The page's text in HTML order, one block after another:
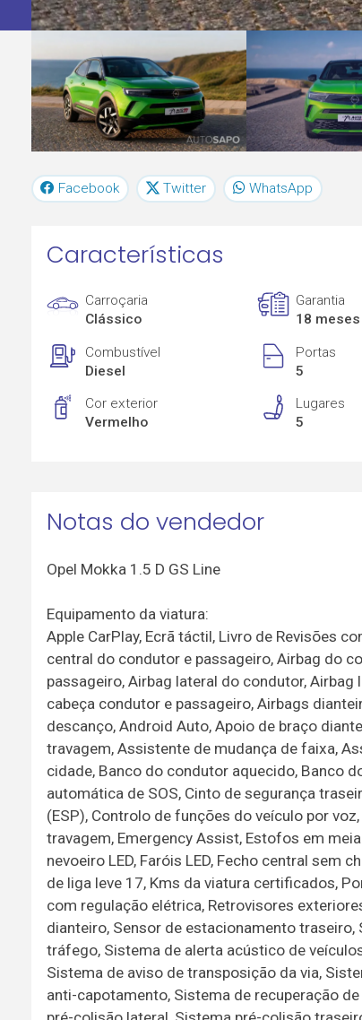
Facebook Twitter WhatsApp
Características
Carroçaria
Clássico
Garantia
18 meses
Combustível
Diesel
Portas
5
Cor exterior
Vermelho
Lugares
5
Notas do vendedor
Opel Mokka 1.5 D GS Line
Equipamento da viatura:
Apple CarPlay, Ecrã táctil, Livro de Revisões
central do condutor e passageiro, Airbag do
passageiro, Airbag lateral do condutor,
cabeça condutor e passageiro, Airbags
descanço, Android Auto, Apoio de braço
travagem, Assistente de mudança de faixa,
cidade, Banco do condutor aquecido, Banco
automática de SOS, Cinto de segurança
(ESP), Controlo de funções do veículo por
travagem, Emergency Assist, Estofos em
nevoeiro LED, Faróis LED, Fecho central sem
de liga leve 17, Kms da viatura certificados,
com regulação elétrica, Retrovisores
dianteiro, Sensor de estacionamento
tráfego, Sistema de alerta acústico de
Sistema de aviso de transposição da via,
anti-capotamento, Sistema de recuperação